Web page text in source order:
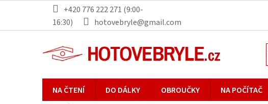
obsah
+420 776 222 271 (9:00-
16:30)
hotovebryle@gmail.com
NA ČTENÍ DO DÁLKY OBROUČKY NA POČÍTAČ